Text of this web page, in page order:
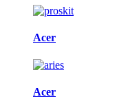
Acer
Acer